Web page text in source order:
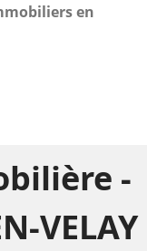
en
-
VELAY